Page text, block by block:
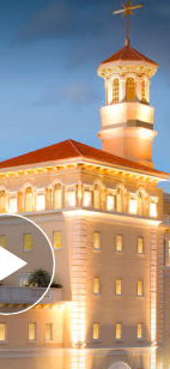
de
Criminon
Narconon
La Verdad
Unidos por los
Comisión de
Derechos
Ministros